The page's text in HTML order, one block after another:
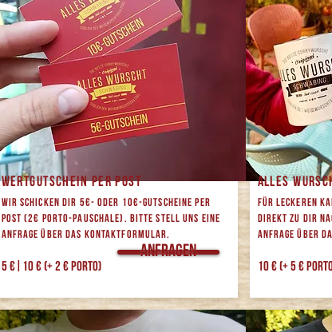
WERTGUTSCHEIN PER POST
Wir schicken dir 5€- oder 10€-Gutscheine per
Post (2€ Porto-Pauschale). Bitte stell uns eine
Anfrage über das Kontaktformular.
5 €|10 € (+ 2 € Porto)
Anfragen
Alles
Für leckeren
direkt zu dir
Anfrage über
10 € (+ 5 €